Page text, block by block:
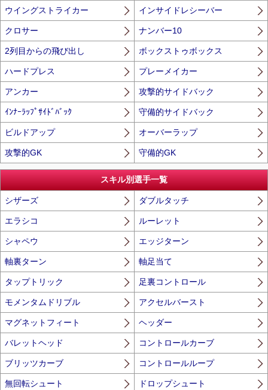
ウイングストライカー インサイドレシーバー
クロサー ナンバー10
2列目からの飛び出し ボックストゥボックス
ハードプレス プレーメイカー
アンカー 攻撃的サイドバック
ｲﾝﾅｰﾗｯﾌﾟｻｲﾄﾞﾊﾞｯｸ 守備的サイドバック
ビルドアップ オーバーラップ
攻撃的GK 守備的GK
スキル別選手一覧
シザーズ ダブルタッチ
エラシコ ルーレット
シャペウ エッジターン
軸裏ターン 軸足当て
タップトリック 足裏コントロール
モメンタムドリブル アクセルバースト
マグネットフィート ヘッダー
バレットヘッド コントロールカーブ
ブリッツカーブ コントロールループ
無回転シュート ドロップシュート